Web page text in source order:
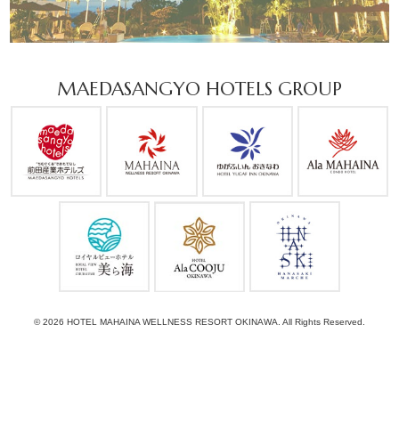
MAEDASANGYO HOTELS GROUP
© 2026 HOTEL MAHAINA WELLNESS RESORT OKINAWA. All Rights Reserved.